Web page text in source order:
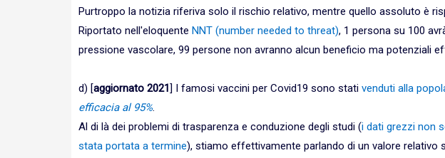
Purtroppo la notizia riferiva solo il rischio relativo, mentre quello assoluto è
Riportato nell'eloquente NNT (number needed to threat), 1 persona su 100
pressione vascolare, 99 persone non avranno alcun beneficio ma potenziali
d) [aggiornato 2021 ] I famosi vaccini per Covid19 sono stati venduti alla
efficacia al 95%.
Al di là dei problemi di trasparenza e conduzione degli studi (i dati grezzi non
stata portata a termine), stiamo effettivamente parlando di un valore relativo